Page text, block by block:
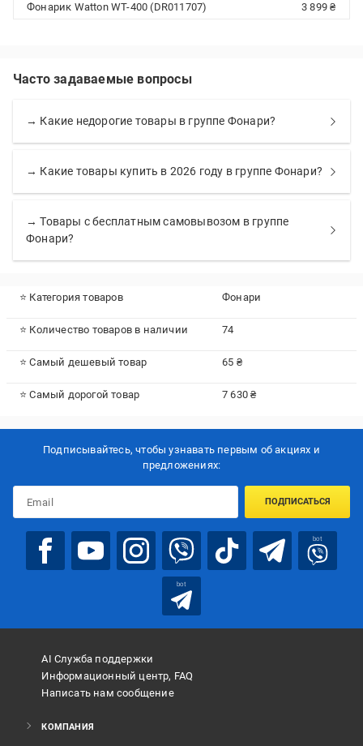
Фонарик Watton WT-400 (DR011707)
3 899 ₴
Часто задаваемые вопросы
→ Какие недорогие товары в группе Фонари?
→ Какие товары купить в 2026 году в группе Фонари?
→ Товары с бесплатным самовывозом в группе
Фонари?
⭐ Категория товаров Фонари
⭐ Количество товаров в наличии 74
⭐ Самый дешевый товар 65 ₴
⭐ Самый дорогой товар 7 630 ₴
Подписывайтесь, чтобы узнавать первым об акцияx и
предложениях:
ПОДПИСАТЬСЯ
bot
bot
AI Служба поддержки
Информационный центр, FAQ
Написать нам сообщение
КОМПАНИЯ